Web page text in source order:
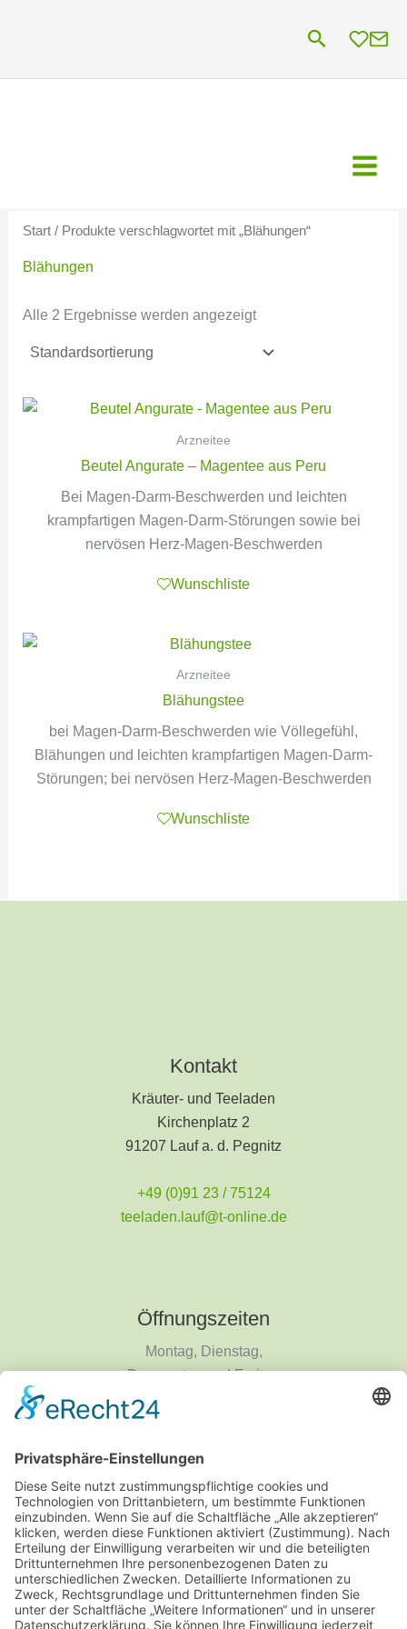
Suchen
Start/ Produkte verschlagwortet mit „Blähungen“
Blähungen
Alle 2 Ergebnisse werden angezeigt
Arzneitee
Beutel Angurate – Magentee aus Peru
Bei Magen-Darm-Beschwerden und leichten
krampfartigen Magen-Darm-Störungen sowie bei
nervösen Herz-Magen-Beschwerden
Wunschliste
Arzneitee
Blähungstee
bei Magen-Darm-Beschwerden wie Völlegefühl,
Blähungen und leichten krampfartigen Magen-Darm-
Störungen; bei nervösen Herz-Magen-Beschwerden
Wunschliste
Kontakt
Kräuter- und Teeladen
Kirchenplatz 2
91207 Lauf a. d. Pegnitz
+49 (0)91 23 / 75124
teeladen.lauf@t-online.de
Öffnungszeiten
Montag, Dienstag,
Donnerstag und Freitag
9 - 14 Uhr
Informationen
Über uns